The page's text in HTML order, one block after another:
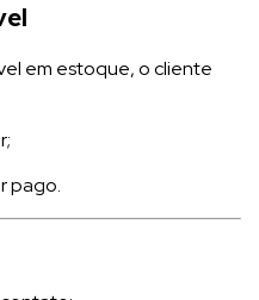
em estoque, o cliente
pago.